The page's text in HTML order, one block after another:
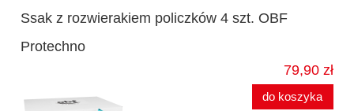
Ssak z rozwierakiem policzków 4 szt. OBF
Protechno
79,90 zł
do koszyka